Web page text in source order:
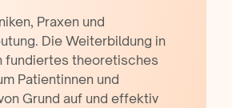
Praxen und
Die Weiterbildung in
fundiertes theoretisches
Patientinnen und
Grund auf und effektiv